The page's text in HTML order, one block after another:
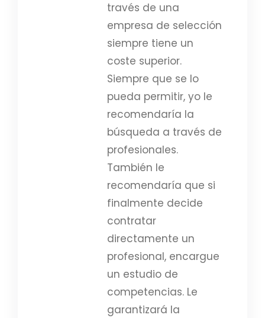
través de una
empresa de selección
siempre tiene un
coste superior.
Siempre que se lo
pueda permitir, yo le
recomendaría la
búsqueda a través de
profesionales.
También le
recomendaría que si
finalmente decide
contratar
directamente un
profesional, encargue
un estudio de
competencias. Le
garantizará la